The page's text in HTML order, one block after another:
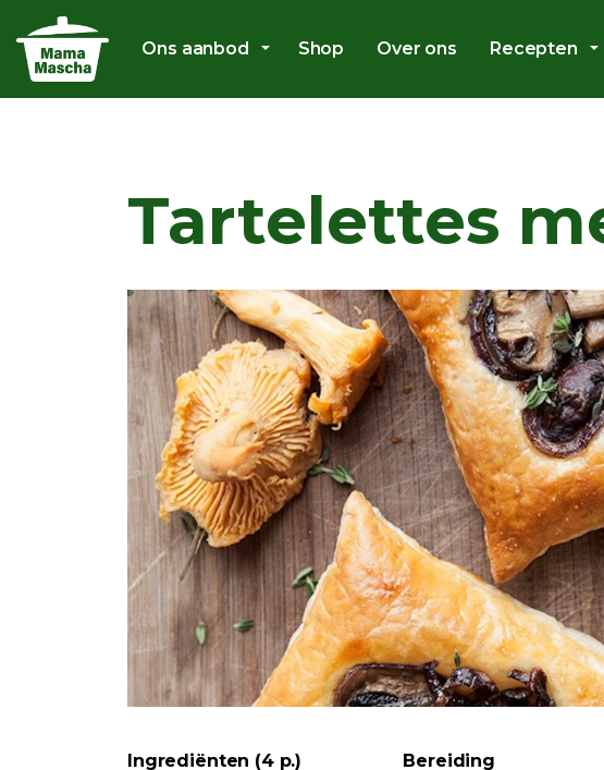
Ons aanbod
Shop Over ons Recepten
Tartelettes
Ingrediënten (4 p.) Bereiding